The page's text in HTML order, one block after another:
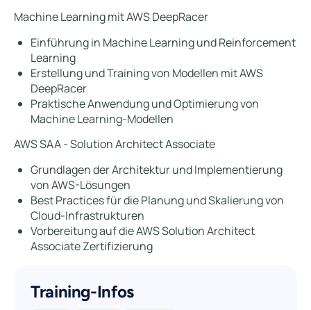
Machine Learning mit AWS DeepRacer
Einführung in Machine Learning und Reinforcement
Learning
Erstellung und Training von Modellen mit AWS
DeepRacer
Praktische Anwendung und Optimierung von
Machine Learning-Modellen
AWS SAA - Solution Architect Associate
Grundlagen der Architektur und Implementierung
von AWS-Lösungen
Best Practices für die Planung und Skalierung von
Cloud-Infrastrukturen
Vorbereitung auf die AWS Solution Architect
Associate Zertifizierung
Training-Infos